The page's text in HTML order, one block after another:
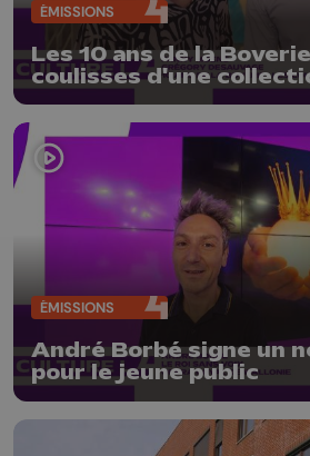
ÉMISSIONS
Les 10 ans de la
coulisses d'une
ÉMISSIONS
André Borbé signe un
pour le jeune public